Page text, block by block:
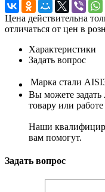
Цена действительна
отличаться от цен в
Характеристики
Задать вопрос
Марка стали
Вы можете
товару или
Наши
вам помогут.
Задать вопрос